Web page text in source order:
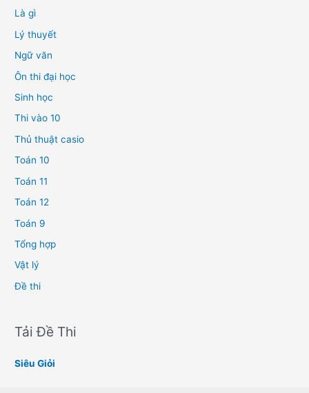
Là gì
Lý thuyết
Ngữ văn
Ôn thi đại học
Sinh học
Thi vào 10
Thủ thuật casio
Toán 10
Toán 11
Toán 12
Toán 9
Tổng hợp
Vật lý
Đề thi
Tải Đề Thi
Siêu Giỏi